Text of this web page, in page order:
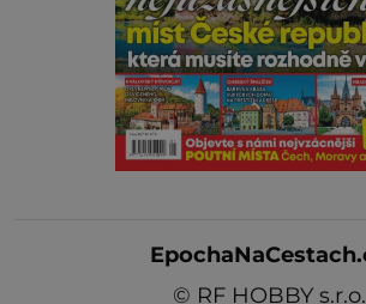
© RF HOBBY s.r.o.